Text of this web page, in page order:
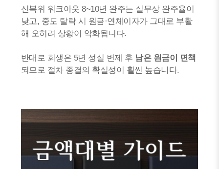
신복위 워크아웃 8~10년 완주는 실무상 완주율이
낮고, 중도 탈락 시 원금·연체이자가 그대로 부활
해 오히려 상황이 악화됩니다.
반대로 회생은 5년 성실 변제 후 남은 원금이 면책
되므로 절차 종결의 확실성이 훨씬 높습니다.